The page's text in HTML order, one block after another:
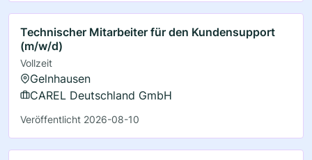
Technischer Mitarbeiter für den Kundensupport
(m/w/d)
Vollzeit
Gelnhausen
CAREL Deutschland GmbH
Veröffentlicht 2026-08-10